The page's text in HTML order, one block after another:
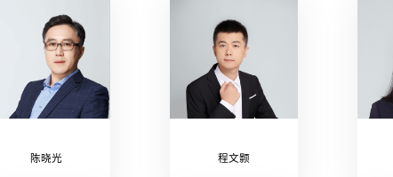
陈晓光 程文颢